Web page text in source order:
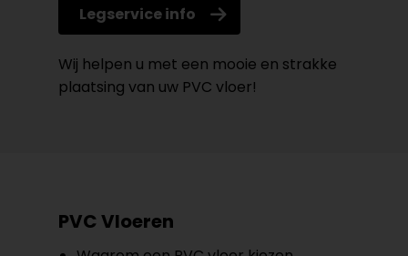
Legservice info
Wij helpen u met een mooie en strakke
plaatsing van uw PVC vloer!
PVC Vloeren